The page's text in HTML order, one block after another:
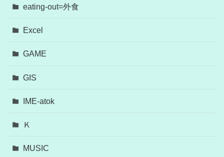
eating-out=外食
Excel
GAME
GIS
IME-atok
Ｋ
MUSIC